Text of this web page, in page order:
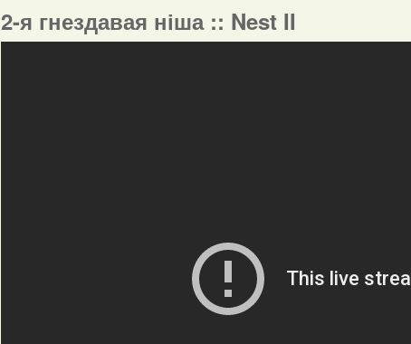
2-я гнездавая ніша :: Nest II